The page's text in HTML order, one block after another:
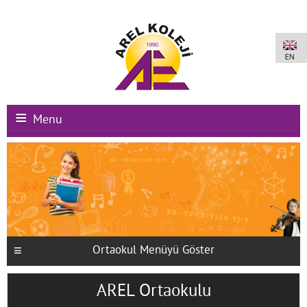
Menu
Ana Sayfa
Kurumsal
Okullarımız
Kampüs Olanakları
Ortaokul Menüyü Göster
AREL Ortaokulu